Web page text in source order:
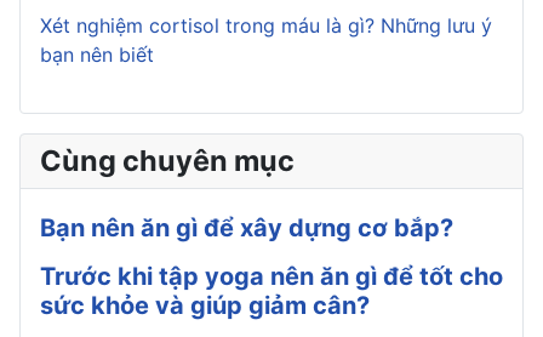
Xét nghiệm cortisol trong máu là gì? Những lưu ý
bạn nên biết
Cùng chuyên mục
Bạn nên ăn gì để xây dựng cơ bắp?
Trước khi tập yoga nên ăn gì để tốt cho
sức khỏe và giúp giảm cân?